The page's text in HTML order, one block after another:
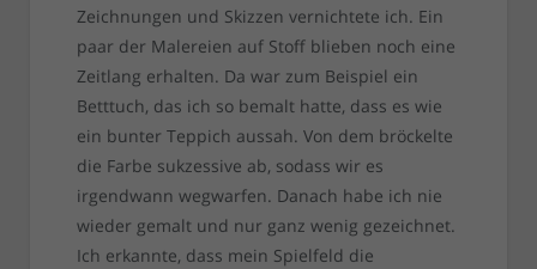
Zeichnungen und Skizzen vernichtete ich. Ein
paar der Malereien auf Stoff blieben noch eine
Zeitlang erhalten. Da war zum Beispiel ein
Betttuch, das ich so bemalt hatte, dass es wie
ein bunter Teppich aussah. Von dem bröckelte
die Farbe sukzessive ab, sodass wir es
irgendwann wegwarfen. Danach habe ich nie
wieder gemalt und nur ganz wenig gezeichnet.
Ich erkannte, dass mein Spielfeld die